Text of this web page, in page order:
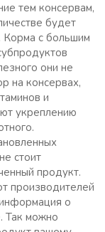
тем консервам,
будет
Корма с большим
они не
на консервах,
и
укреплению
стоит
продукт.
производителей
о
Так можно